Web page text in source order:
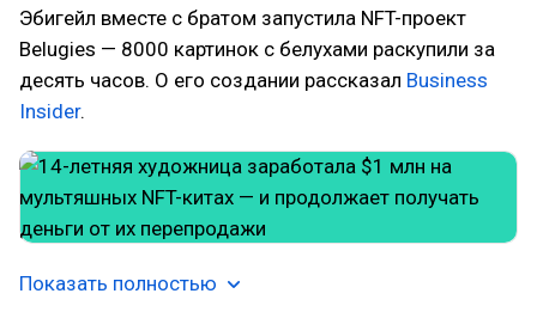
Эбигейл вместе с братом запустила NFT-проект
Belugies — 8000 картинок с белухами раскупили за
десять часов. О его создании рассказал Business
Insider.
Показать полностью